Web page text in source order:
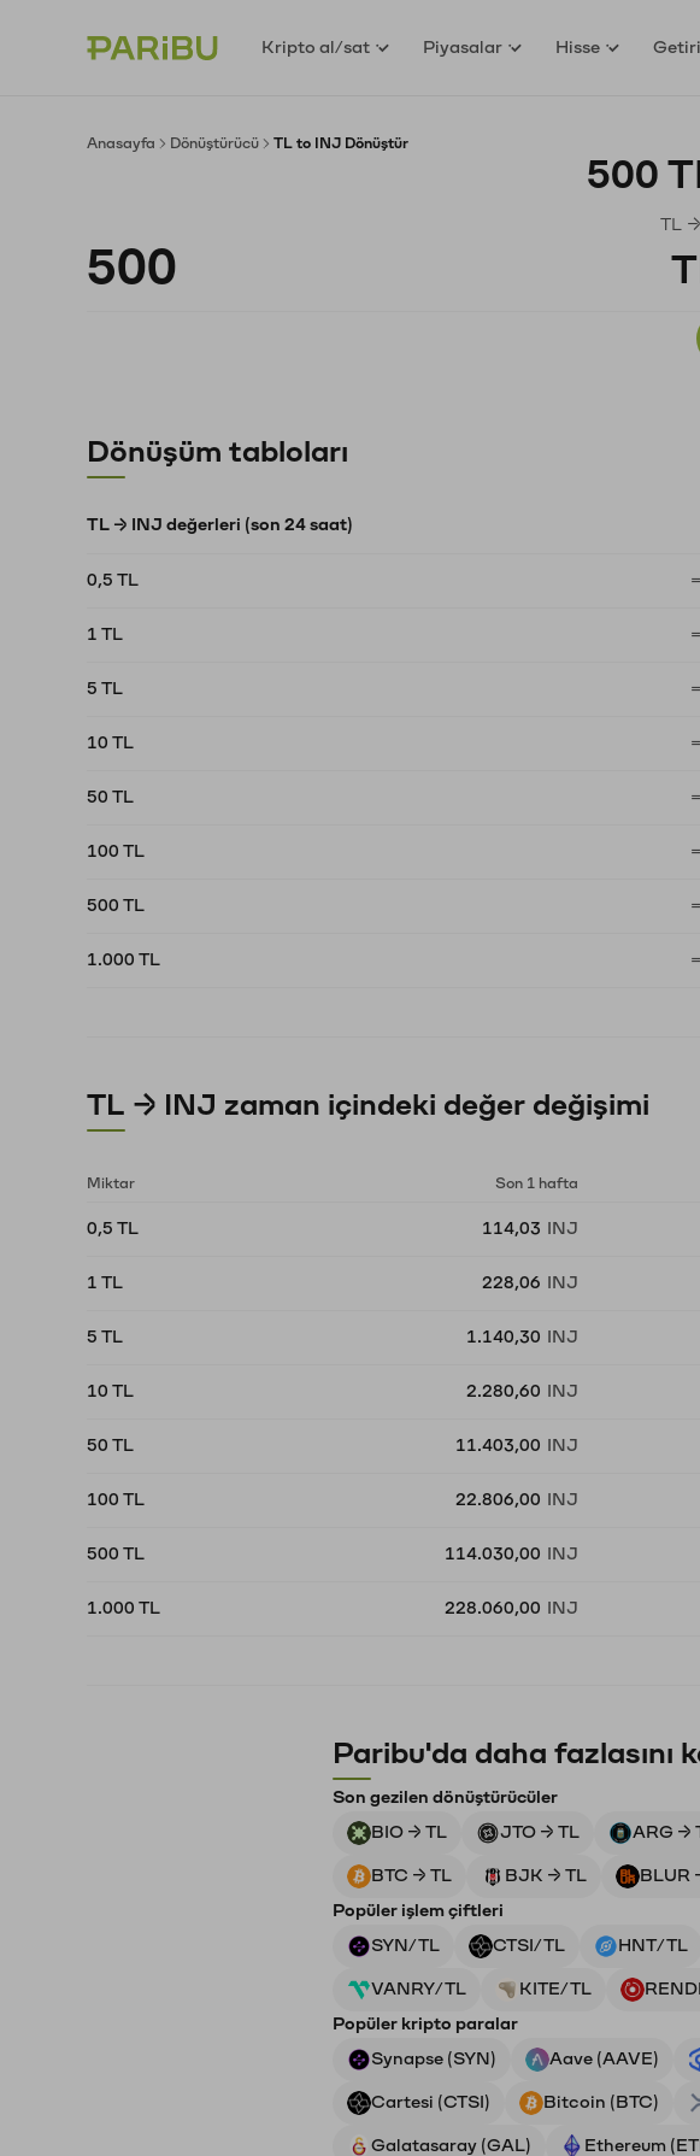
Kripto al/sat Piyasalar Hisse Getiri
Anasayfa Dönüştürücü TL to INJ Dönüştür
500
TL
Dönüşüm tabloları
TL → INJ değerleri (son 24 saat)
0,5 TL
1 TL
5 TL
10 TL
50 TL
100 TL
500 TL
1.000 TL
TL → INJ zaman içindeki değer değişimi
Miktar Son 1 hafta
0,5 TL 114,03 INJ
1 TL 228,06 INJ
5 TL 1.140,30 INJ
10 TL 2.280,60 INJ
50 TL 11.403,00 INJ
100 TL 22.806,00 INJ
500 TL 114.030,00 INJ
1.000 TL 228.060,00 INJ
Paribu'da daha fazlasını
Son gezilen dönüştürücüler
BIO → TL
JTO → TL ARG →
BTC → TL BJK → TL BLUR
Popüler işlem çiftleri
SYN/TL
CTSI/TL HNT/TL
VANRY/TL KITE/TL
Popüler kripto paralar
Synapse (SYN)
Aave (AAVE)
Cartesi (CTSI) Bitcoin (BTC)
Galatasaray (GAL) Ethereum